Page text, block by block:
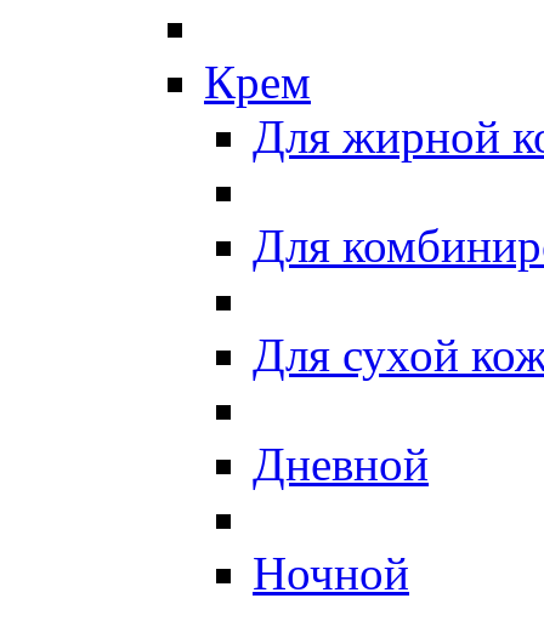
Крем
Для жирной
Для
Для сухой
Дневной
Ночной